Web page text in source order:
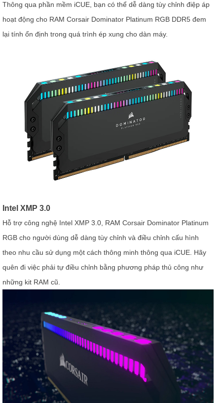
Thông qua phần mềm iCUE, bạn có thể dễ dàng tùy chỉnh điệp áp
hoạt động cho RAM Corsair Dominator Platinum RGB DDR5 đem
lại tính ổn định trong quá trình ép xung cho dàn máy.
Intel XMP 3.0
Hỗ trợ công nghệ Intel XMP 3.0, RAM Corsair Dominator Platinum
RGB cho người dùng dễ dàng tùy chỉnh và điều chỉnh cấu hình
theo nhu cầu sử dụng một cách thông minh thông qua iCUE. Hãy
quên đi việc phải tự điều chỉnh bằng phương pháp thủ công như
những kit RAM cũ.